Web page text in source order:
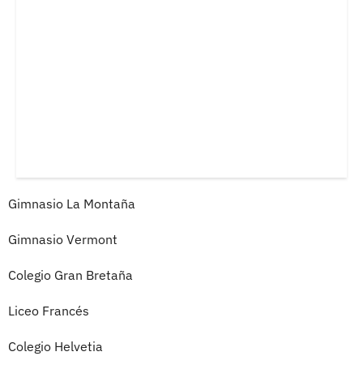
Gimnasio La Montaña
Gimnasio Vermont
Colegio Gran Bretaña
Liceo Francés
Colegio Helvetia